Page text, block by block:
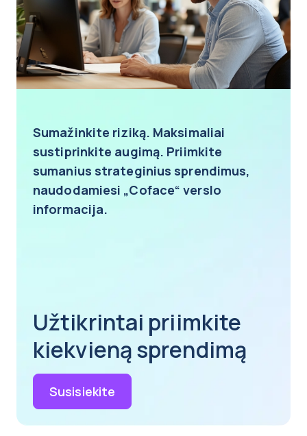
Sumažinkite riziką. Maksimaliai
sustiprinkite augimą. Priimkite
sumanius strateginius sprendimus,
naudodamiesi „Coface“ verslo
informacija.
Užtikrintai priimkite
kiekvieną sprendimą
Susisiekite